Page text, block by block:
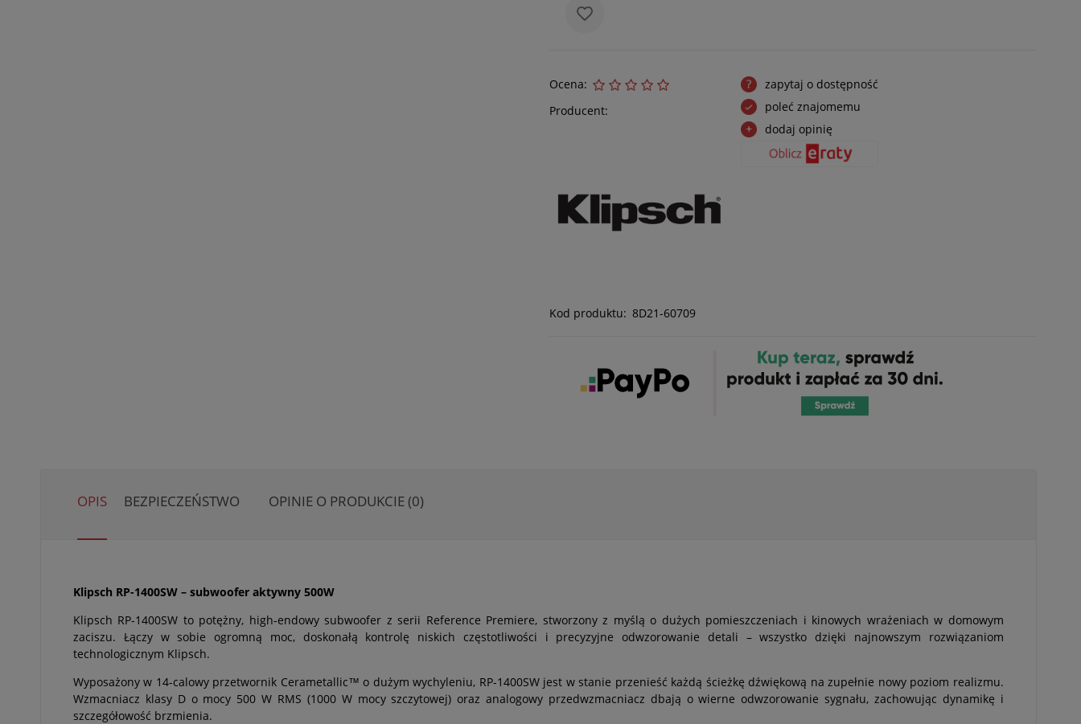
Ocena:
Producent:
Kod produktu: 8D21-60709
zapytaj o dostępność
poleć znajomemu
dodaj opinię
OPIS BEZPIECZEŃSTWO OPINIE O PRODUKCIE (0)
Klipsch RP-1400SW – subwoofer aktywny 500W
Klipsch RP-1400SW to potężny, high-endowy subwoofer z serii Reference Premiere, stworzony z myślą o dużych pomieszczeniach i kinowych wrażeniach w domowym
zaciszu. Łączy w sobie ogromną moc, doskonałą kontrolę niskich częstotliwości i precyzyjne odwzorowanie detali – wszystko dzięki najnowszym rozwiązaniom
technologicznym Klipsch.
Wyposażony w 14-calowy przetwornik Cerametallic™ o dużym wychyleniu, RP-1400SW jest w stanie przenieść każdą ścieżkę dźwiękową na zupełnie nowy poziom realizmu.
Wzmacniacz klasy D o mocy 500 W RMS (1000 W mocy szczytowej) oraz analogowy przedwzmacniacz dbają o wierne odwzorowanie sygnału, zachowując dynamikę i
szczegółowość brzmienia.